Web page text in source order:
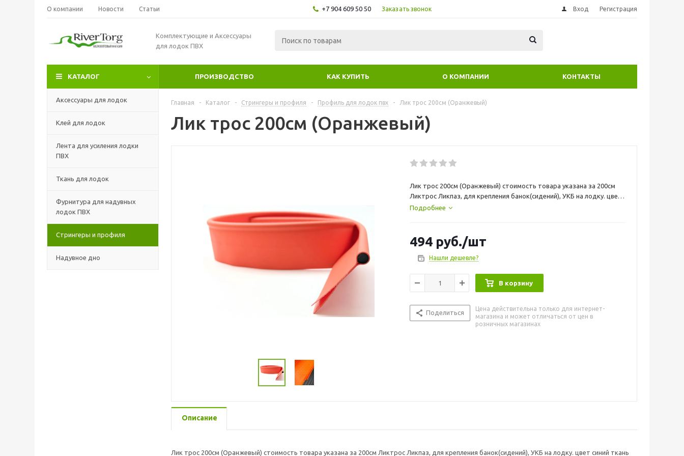
О компании Новости Статьи +7 904 609 50 50 Заказать звонок Вход Регистрация
Комплектующие и Аксессуары
для лодок ПВХ
КАТАЛОГ ПРОИЗВОДСТВО КАК КУПИТЬ О КОМПАНИИ КОНТАКТЫ
Аксессуары для лодок
Клей для лодок
Лента для усиления лодки
ПВХ
Ткань для лодок
Фурнитура для надувных
лодок ПВХ
Стрингеры и профиля
Надувное дно
Главная - Каталог - Стрингеры и профиля - Профиль для лодок пвх - Лик трос 200см (Оранжевый)
Лик трос 200см (Оранжевый)
Лик трос 200см (Оранжевый) cтоимость товара указана за 200см
Ликтрос Ликпаз, для крепления банок(сидений), УКБ на лодку. цвет
синий ткань плотность 850г Ликтрос для надувной лодки ПВХ - это
надувных лодках ПВХ от любых производителей. Данная
конструкция дает возможность передвигать сиденья вдоль борта
лодки, а также позволяет установить различное дополнительное
эхолота или держатель спиннинга.
Подробнее
494 руб./шт
Нашли дешевле?
В корзину
Поделиться
Цена действительна только для интернет-
магазина и может отличаться от цен в
розничных магазинах
Описание
Лик трос 200см (Оранжевый) cтоимость товара указана за 200см Ликтрос Ликпаз, для крепления банок(сидений), УКБ на лодку. цвет синий ткань